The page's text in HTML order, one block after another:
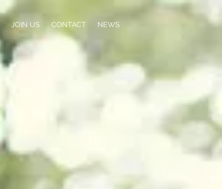
JOIN US CONTACT NEWS